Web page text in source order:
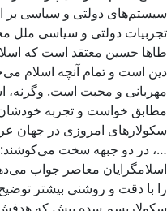
سیستم‌های دولتی و سیاسی بر
تجربیات دولتی و سیاسی ملل
طاها حسین معتقد است که
دین است و تمام آنچه اسلام
مهربانی و محبت است. وگرنه،
مطابق خواست و تجربه
سکولارهای امروزی در جهان
…، در دو جبهه سخت می‌کوشند:
اسلامگرایان معاصر جواب
را با دقت و روشنی بیشتر